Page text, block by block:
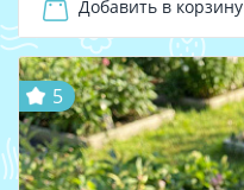
Добавить в корзину
5